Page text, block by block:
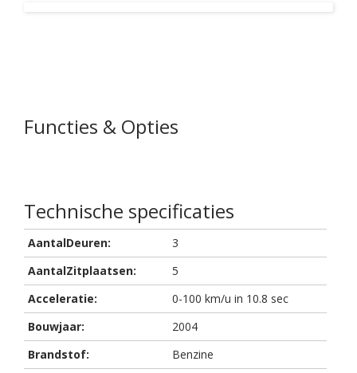
Functies & Opties
Technische specificaties
AantalDeuren:
3
AantalZitplaatsen:
5
Acceleratie:
0-100 km/u in 10.8 sec
Bouwjaar:
2004
Brandstof:
Benzine